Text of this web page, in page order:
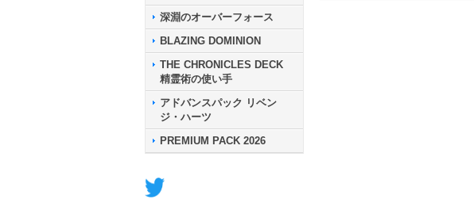
深淵のオーバーフォース
BLAZING DOMINION
THE CHRONICLES DECK
精霊術の使い手
アドバンスパック リベン
ジ・ハーツ
PREMIUM PACK 2026